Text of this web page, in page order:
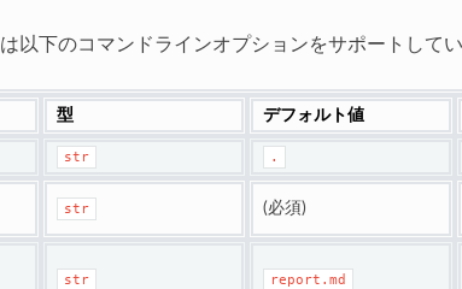
は以下のコマンドラインオプションをサポートしてい
型 デフォルト値
str .
str (必須)
str report.md